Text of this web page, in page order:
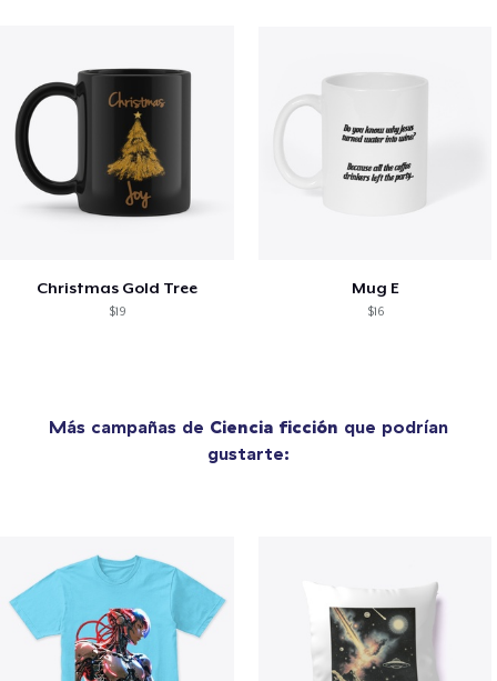
Christmas Gold Tree
$19
Mug E
$16
Más campañas de Ciencia ficción que podrían
gustarte: